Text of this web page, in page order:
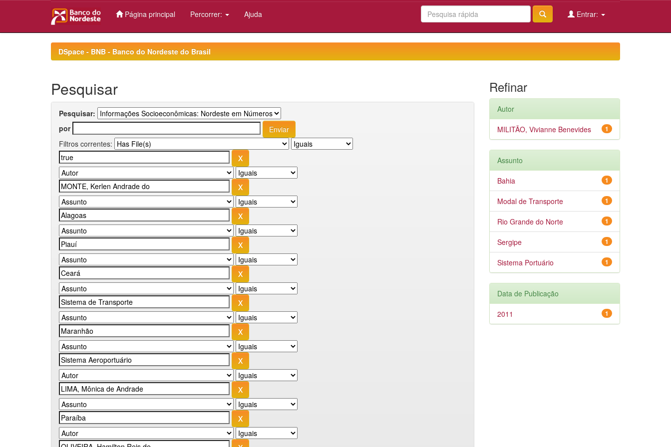
Página principal Percorrer: Ajuda Entrar:
DSpace - BNB - Banco do Nordeste do Brasil
Pesquisar
Pesquisar:
por
Filtros correntes:
Refinar
Autor
1
MILITÃO, Vivianne Benevides
Assunto
1
Bahia
1
Modal de Transporte
1
Rio Grande do Norte
1
Sergipe
1
Sistema Portuário
Data de Publicação
1
2011